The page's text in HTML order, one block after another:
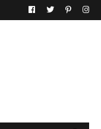
Contato